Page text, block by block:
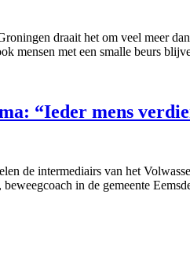
draait het om veel meer
mensen met een smalle beurs
“Ieder mens
de intermediairs van het
in de gemeente